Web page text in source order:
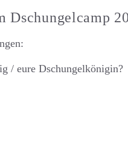
Dschungelcamp
/ eure Dschungelkönigin?